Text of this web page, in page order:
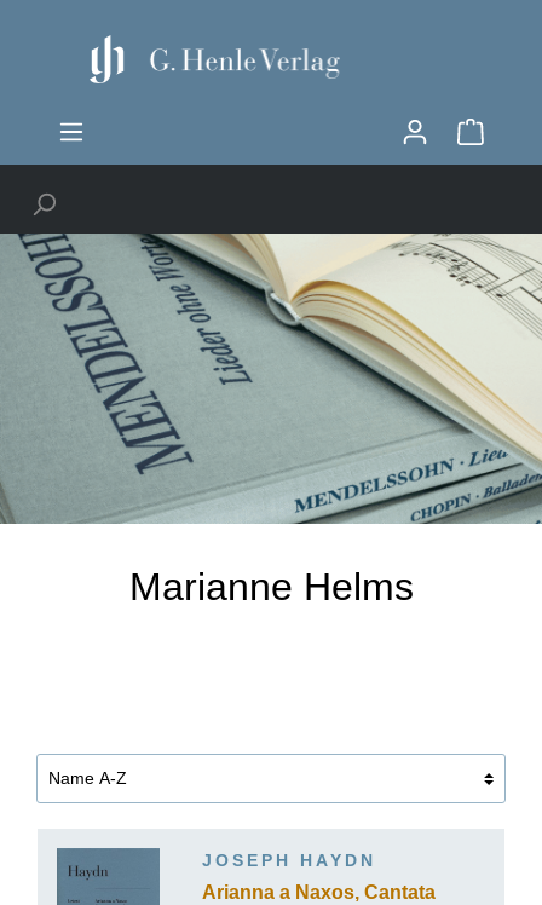
Marianne Helms
JOSEPH HAYDN
Arianna a Naxos, Cantata